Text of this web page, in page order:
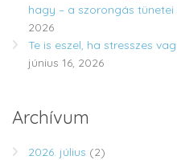
hagy – a szorongás
2026
Te is eszel, ha stresszes
június 16, 2026
Archívum
2026. július (2)